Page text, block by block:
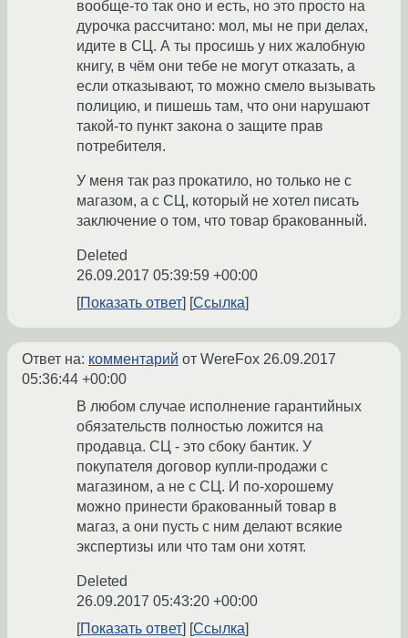
вообще-то так оно и есть, но это просто на
дурочка рассчитано: мол, мы не при делах,
идите в СЦ. А ты просишь у них жалобную
книгу, в чём они тебе не могут отказать, а
если отказывают, то можно смело вызывать
полицию, и пишешь там, что они нарушают
такой-то пункт закона о защите прав
потребителя.
У меня так раз прокатило, но только не с
магазом, а с СЦ, который не хотел писать
заключение о том, что товар бракованный.
Deleted
26.09.2017 05:39:59 +00:00
Показать ответ
Ссылка
Ответ на: комментарий от WereFox 26.09.2017
05:36:44 +00:00
В любом случае исполнение гарантийных
обязательств полностью ложится на
продавца. СЦ - это сбоку бантик. У
покупателя договор купли-продажи с
магазином, а не с СЦ. И по-хорошему
можно принести бракованный товар в
магаз, а они пусть с ним делают всякие
экспертизы или что там они хотят.
Deleted
26.09.2017 05:43:20 +00:00
Показать ответ
Ссылка